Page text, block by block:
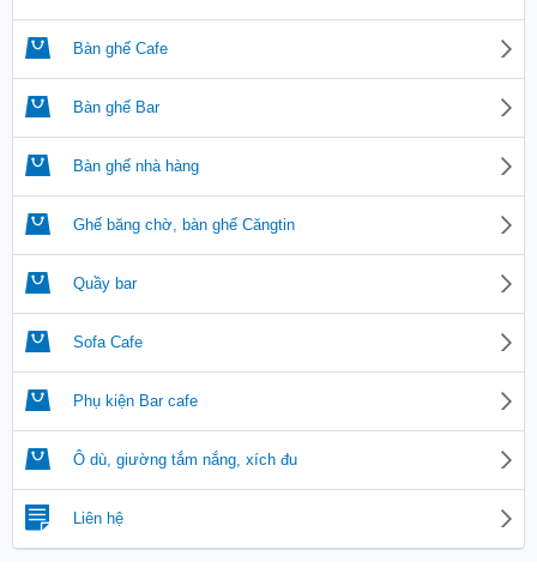
Bàn ghế Cafe
Bàn ghế Bar
Bàn ghế nhà hàng
Ghế băng chờ, bàn ghế Căngtin
Quầy bar
Sofa Cafe
Phụ kiện Bar cafe
Ô dù, giường tắm nắng, xích đu
Liên hệ